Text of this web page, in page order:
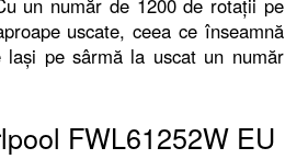
un număr de 1200 de rotații pe
uscate, ceea ce înseamnă
pe sârmă la uscat un număr
FWL61252W EU